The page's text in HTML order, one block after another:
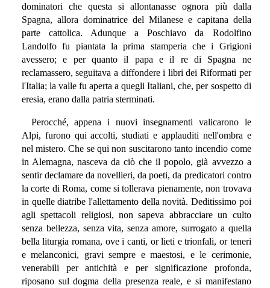
dominatori che questa si allontanasse ognora più dalla
Spagna, allora dominatrice del Milanese e capitana della
parte cattolica. Adunque a Poschiavo da Rodolfino
Landolfo fu piantata la prima stamperia che i Grigioni
avessero; e per quanto il papa e il re di Spagna ne
reclamassero, seguitava a diffondere i libri dei Riformati per
l'Italia; la valle fu aperta a quegli Italiani, che, per sospetto di
eresia, erano dalla patria sterminati.
Perocché, appena i nuovi insegnamenti valicarono le
Alpi, furono qui accolti, studiati e applauditi nell'ombra e
nel mistero. Che se qui non suscitarono tanto incendio come
in Alemagna, nasceva da ciò che il popolo, già avvezzo a
sentir declamare da novellieri, da poeti, da predicatori contro
la corte di Roma, come si tollerava pienamente, non trovava
in quelle diatribe l'allettamento della novità. Deditissimo poi
agli spettacoli religiosi, non sapeva abbracciare un culto
senza bellezza, senza vita, senza amore, surrogato a quella
bella liturgia romana, ove i canti, or lieti e trionfali, or teneri
e melanconici, gravi sempre e maestosi, e le cerimonie,
venerabili per antichità e per significazione profonda,
riposano sul dogma della presenza reale, e si manifestano